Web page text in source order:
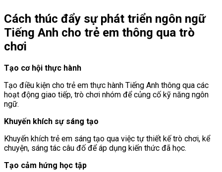
Cách thúc đẩy sự phát triển ngôn ngữ
Tiếng Anh cho trẻ em thông qua trò
chơi
Tạo cơ hội thực hành
Tạo điều kiện cho trẻ em thực hành Tiếng Anh thông qua các
hoạt động giao tiếp, trò chơi nhóm để củng cố kỹ năng ngôn
ngữ.
Khuyến khích sự sáng tạo
Khuyến khích trẻ em sáng tạo qua việc tự thiết kế trò chơi, kể
chuyện, sáng tác câu đố để áp dụng kiến thức đã học.
Tạo cảm hứng học tập